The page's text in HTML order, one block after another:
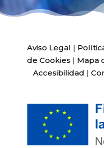
Aviso Legal |
de Cookies | Mapa
Accesibilidad |